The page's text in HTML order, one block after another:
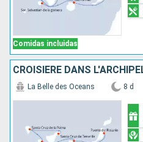
Comidas incluidas
La Belle des Oceans 8 d